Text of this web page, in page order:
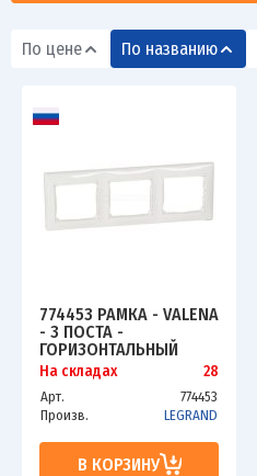
По цене По названию
774453 РАМКА - VALENA
- 3 ПОСТА -
ГОРИЗОНТАЛЬНЫЙ
МОНТАЖ - БЕЛЫЙ
На складах 28
Арт.
774453
Произв.
LEGRAND
В КОРЗИНУ